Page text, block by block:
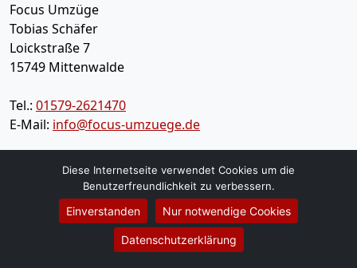
Focus Umzüge
Tobias Schäfer
Loickstraße 7
15749 Mittenwalde
Tel.: 01579-2621470
E-Mail: info@focus-umzuege.de
Öffnungszeiten: Mo - Sa: 10:00 - 19:00 Uhr
Impressum
Diese Internetseite verwendet Cookies um die
Benutzerfreundlichkeit zu verbessern.
Einverstanden Nur notwendige Cookies
Datenschutzerklärung